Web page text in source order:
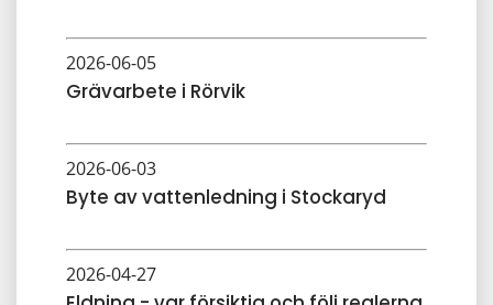
2026-06-05
Grävarbete i Rörvik
2026-06-03
Byte av vattenledning i Stockaryd
2026-04-27